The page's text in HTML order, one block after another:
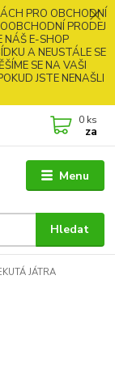
PRO OBCHODNÍ
PRODEJ
NÁŠ E-SHOP
A NEUSTÁLE SE
SE NA VAŠI
JSTE NENAŠLI
Menu
Hledat
0 ks
za
JÁTRA